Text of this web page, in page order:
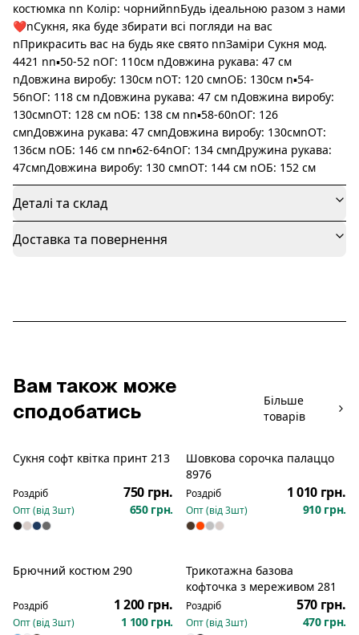
костюмка nn Колір: чорнийnnБудь ідеальною разом з нами
❤️nСукня, яка буде збирати всі погляди на вас
nПрикрасить вас на будь яке свято nnЗаміри Сукня мод.
4421 nn▪️50-52 nОГ: 110см nДовжина рукава: 47 см
nДовжина виробу: 130см nОТ: 120 смnОБ: 130см n▪️54-
56nОГ: 118 см nДовжина рукава: 47 см nДовжина виробу:
130смnОТ: 128 см nОБ: 138 см nn▪️58-60nОГ: 126
смnДовжина рукава: 47 смnДовжина виробу: 130смnОТ:
136см nОБ: 146 см nn▪️62-64nОГ: 134 смnДружина рукава:
47смnДовжина виробу: 130 смnОТ: 144 см nОБ: 152 см
Деталі та склад
Доставка та повернення
Вам також може
сподобатись
Більше
товарів
Новинка
Сукня софт квітка принт 213
Роздріб 750 грн.
Опт (від3шт) 650 грн.
Новинка
Шовкова сорочка палаццо
8976
Роздріб 1 010 грн.
Опт (від3шт) 910 грн.
Брючний костюм 290
Роздріб 1 200 грн.
Опт (від3шт) 1 100 грн.
Трикотажна базова
кофточка з мереживом 281
Роздріб 570 грн.
Опт (від3шт) 470 грн.